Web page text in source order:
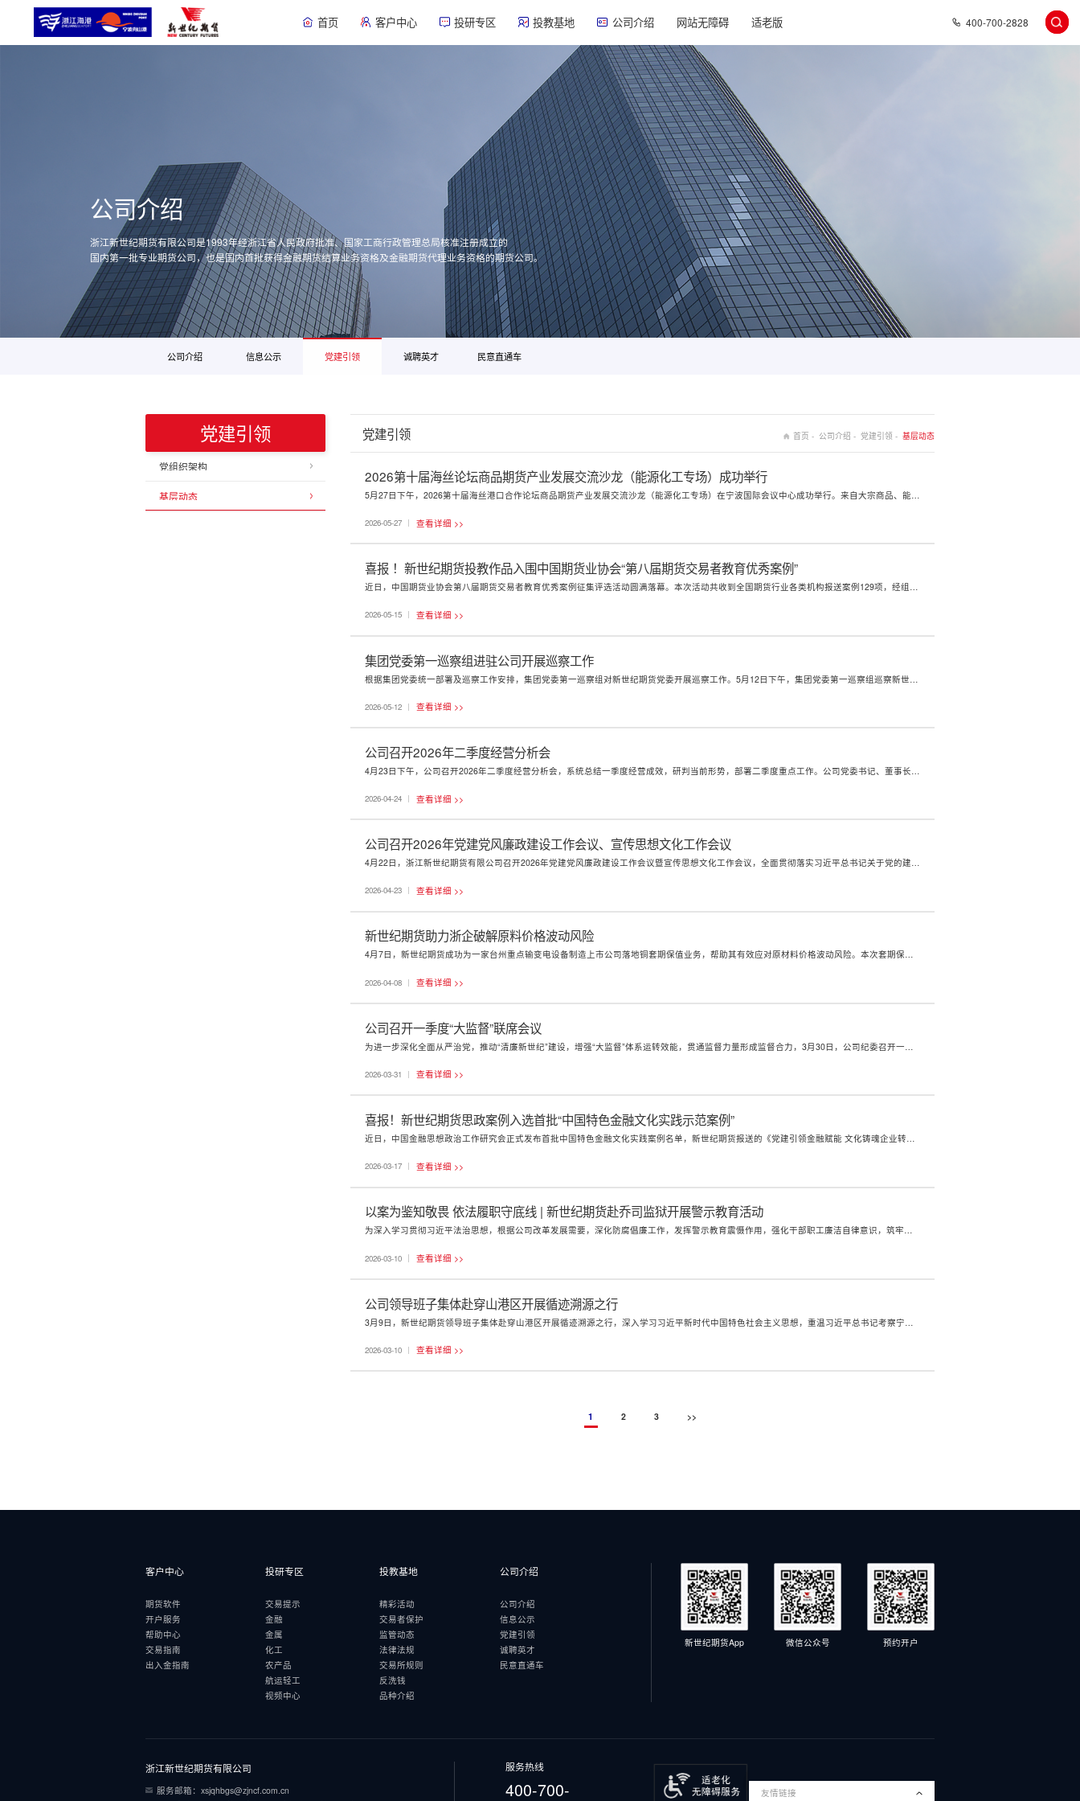
首页 客户中心 投研专区 投教基地 公司介绍 网站无障碍 适老版 400-700-2828
公司介绍
浙江新世纪期货有限公司是1993年经浙江省人民政府批准、国家工商行政管理总局核准注册成立的
国内第一批专业期货公司，也是国内首批获得金融期货结算业务资格及金融期货代理业务资格的期货公司。
公司介绍 信息公示 党建引领 诚聘英才 民意直通车
党建引领
党组织架构
基层动态
党建引领 首页 - 公司介绍 -党建引领 -基层动态
2026第十届海丝论坛商品期货产业发展交流沙龙（能源化工专场）成功举行
2026-05-27 查看详细 >>
喜报 ！新世纪期货投教作品入围中国期货业协会“第八届期货交易者教育优秀案例”
近日，中国期货业协会第八届期货交易者教育优秀案例征集评选活动圆满落幕。本次活动共收到全国期货行业各类机构报送案例129项，经组委会严格层层评审筛选，最终确定66项案例获评优秀案例。其中，新世纪期货报送的交易者教育系列动画《我和我的怨种朋友》凭借内容通俗易懂、形式新颖生动、宣教实用性强，成功入选本次优秀案例...
2026-05-15 查看详细 >>
集团党委第一巡察组进驻公司开展巡察工作
2026-05-12 查看详细 >>
公司召开2026年二季度经营分析会
2026-04-24 查看详细 >>
公司召开2026年党建党风廉政建设工作会议、宣传思想文化工作会议
4月22日，浙江新世纪期货有限公司召开2026年党建党风廉政建设工作会议暨宣传思想文化工作会议，全面贯彻落实习近平总书记关于党的建设的重要思想、关于党的自我革命的重要思想、文化思想和考察浙江重要讲话精神，深化落实省委十五届七次、八次全会精神、全省宣传思想文化工作会议和省国资委党委2026年度党建工作会议部署要求...
2026-04-23 查看详细 >>
新世纪期货助力浙企破解原料价格波动风险
4月7日，新世纪期货成功为一家台州重点输变电设备制造上市公司落地铜套期保值业务，帮助其有效应对原材料价格波动风险。本次套期保值业务覆盖铜材2600吨，对应货值2.5亿元，是新世纪期货服务产业客户以来货值最高的单笔套期保值业务。受国际铜价持续上行影响，生产原料高度依赖铜材的产业客户生产成本压力显著加大，依托套期...
2026-04-08 查看详细 >>
公司召开一季度“大监督”联席会议
2026-03-31 查看详细 >>
喜报！新世纪期货思政案例入选首批“中国特色金融文化实践示范案例”
近日，中国金融思想政治工作研究会正式发布首批中国特色金融文化实践案例名单，新世纪期货报送的《党建引领金融赋能 文化铸魂企业转型——以浙江新世纪期货“港航金融”文化建设为例》思政案例，成功入选“中国特色金融文化实践示范案例”。作为浙江省海港集团、宁波舟山港集团旗下首家期货类持牌金融机构，新世纪期货自202...
2026-03-17 查看详细 >>
以案为鉴知敬畏 依法履职守底线 | 新世纪期货赴乔司监狱开展警示教育活动
为深入学习贯彻习近平法治思想，根据公司改革发展需要，深化防腐倡廉工作，发挥警示教育震慑作用，强化干部职工廉洁自律意识，筑牢公司廉洁合规风险防线，2026年3月10日，新世纪期货组织领导班子、中层及以上管理人员、驻杭党员、业务人员代表等60余人，赴浙江省乔司监狱开展警示教育活动。在警示教育基地讲解员的带领下，全...
2026-03-10 查看详细 >>
公司领导班子集体赴穿山港区开展循迹溯源之行
2026-03-10 查看详细 >>
1 2 3 >>
客户中心
期货软件
开户服务
帮助中心
交易指南
出入金指南
投研专区
交易提示
金融
金属
化工
农产品
航运轻工
视频中心
投教基地
精彩活动
交易者保护
监管动态
法律法规
交易所规则
反洗钱
品种介绍
公司介绍
公司介绍
信息公示
党建引领
诚聘英才
民意直通车
新世纪期货App 微信公众号 预约开户
浙江新世纪期货有限公司
服务邮箱：xsjqhbgs@zjncf.com.cn
服务热线
400-700-
友情链接